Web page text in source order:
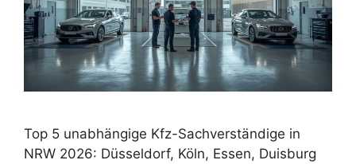
Top 5 unabhängige Kfz-Sachverständige in
NRW 2026: Düsseldorf, Köln, Essen, Duisburg